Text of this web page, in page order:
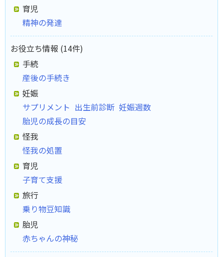
育児
精神の発達
お役立ち情報 (14件)
手続
産後の手続き
妊娠
サプリメント 出生前診断 妊娠週数
胎児の成長の目安
怪我
怪我の処置
育児
子育て支援
旅行
乗り物豆知識
胎児
赤ちゃんの神秘